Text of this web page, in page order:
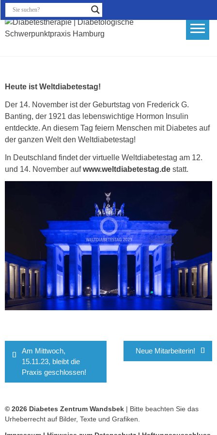
Skip
to
Schwerpunktpraxis Hamburg
Heute ist Weltdiabetestag!
Der 14. November ist der Geburtstag von Frederick G.
Banting, der 1921 das lebenswichtige Hormon Insulin
entdeckte. An diesem Tag feiern Menschen mit Diabetes auf
der ganzen Welt den Weltdiabetestag!
In Deutschland findet der virtuelle Weltdiabetestag am 12.
und 14. November aufwww.weltdiabetestag.de statt.
Beitragsnavigation
Am Mittwoch,
15.11.23, bleibt die
Praxis geschlossen!
Neue Mitarbeiterin!
© 2026 Diabetes Zentrum Wandsbek | Bitte beachten Sie das
Urheberrecht auf Bilder, Texte und Grafiken.